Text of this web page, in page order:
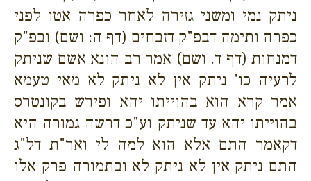
ניתק נמי ומשני גזירה לאחר כפרה אטו לפני
כפרה ותימה דבפ"ק דזבחים (דף ה: ושם) ובפ"ק
דמנחות (דף ד. ושם) אמר רב הונא אשם שניתק
לרעיה כו' ניתק אין לא ניתק לא מאי טעמא
אמר קרא הוא בהוייתו יהא ופירש בקונטרס
בהוייתו יהא עד שניתק וע"כ דרשה גמורה היא
דקאמר התם אלא הוא למה לי ואר"ת דל"ג
התם ניתק אין לא ניתק לא ובתמורה פרק אלו